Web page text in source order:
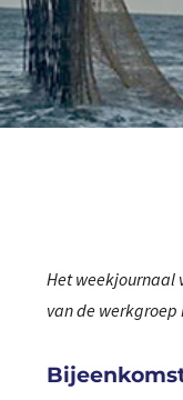
Het weekjournaal
van de werkgroep